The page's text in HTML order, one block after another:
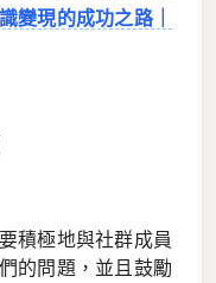
變現的成功之路｜
積極地與社群成員
的問題，並且鼓勵